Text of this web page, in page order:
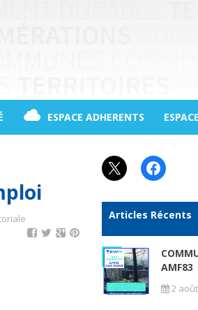
ESPACE ADHERENTS
X
Articles Récents
AMF83
2